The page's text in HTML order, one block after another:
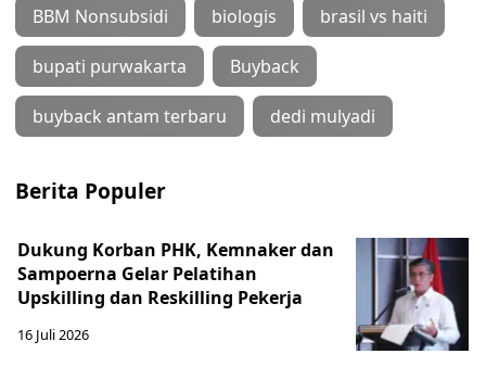
BBM Nonsubsidi biologis brasil vs haiti
bupati purwakarta Buyback
buyback antam terbaru dedi mulyadi
Berita Populer
Dukung Korban PHK, Kemnaker dan
Sampoerna Gelar Pelatihan
Upskilling dan Reskilling Pekerja
16 Juli 2026